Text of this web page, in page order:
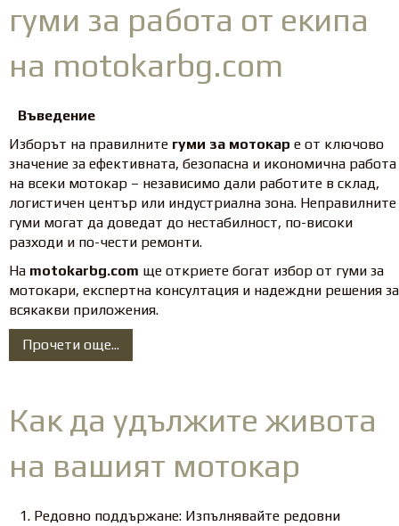
гуми за работа от екипа
на motokarbg.com
Въведение
Изборът на правилните гуми за мотокар е от ключово
значение за ефективната, безопасна и икономична работа
на всеки мотокар – независимо дали работите в склад,
логистичен център или индустриална зона. Неправилните
гуми могат да доведат до нестабилност, по-високи
разходи и по-чести ремонти.
На motokarbg.com ще откриете богат избор от гуми за
мотокари, експертна консултация и надеждни решения за
всякакви приложения.
Прочети още...
Как да удължите живота
на вашият мотокар
Редовно поддържане: Изпълнявайте редовни